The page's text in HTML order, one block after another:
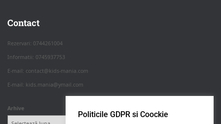
Contact
Rezervari: 0744261004
Informatii: 0745937753
E-mail: contact@kids-mania.com
E-mail: kids.mania@ymail.com
Arhive
Politicile GDPR si Coockie
Apasa pe o categorie ca sa vezi serviciile.
PETRECERI COPII